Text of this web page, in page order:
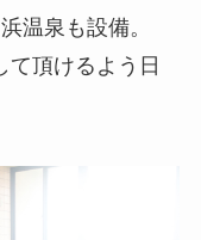
温泉も設備。
て頂けるよう日